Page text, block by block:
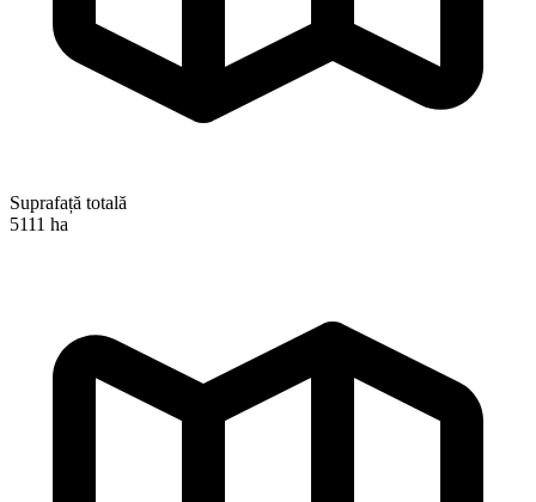
Suprafață totală
5111 ha